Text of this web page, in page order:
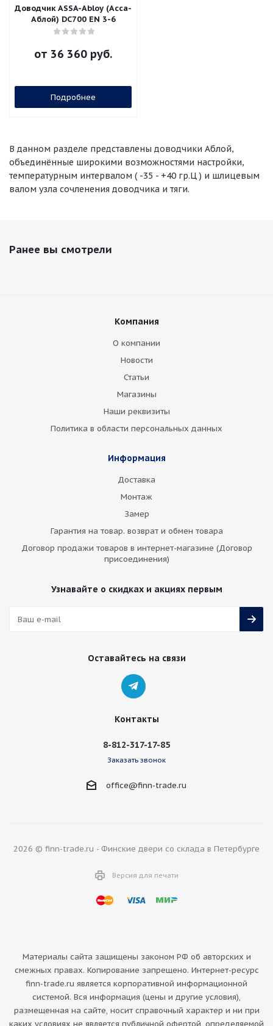
Доводчик ASSA-Abloy (Асса-
Аблой) DC700 EN 3-6
от 36 360 руб.
Подробнее
В данном разделе представлены доводчики Аблой,
объединённые широкими возможностями настройки,
температурным интервалом ( -35 - +40 гр.Ц ) и шлицевым
валом узла сочленения доводчика и тяги.
Ранее вы смотрели
Компания
О компании
Новости
Статьи
Магазины
Наши реквизиты
Политика в области персональных данных
Информация
Доставка
Монтаж
Замер
Гарантия на товар. возврат и обмен товара
Договор продажи товаров в интернет-магазине (Договор
присоединения)
Узнавайте о скидках и акциях первым
Оставайтесь на связи
Контакты
8-812-317-17-85
Заказать звонок
office@finn-trade.ru
2026 © finn-trade.ru - Финские двери со склада в Петербурге
Версия для печати
Материалы сайта защищены законом РФ об авторских и
смежных правах. Копирование запрещено. Интернет-ресурс
finn-trade.ru является корпоративной информационной
системой. Вся информация (цены и другие условия),
размещенная на сайте, носит справочный характер и ни при
каких условиях не является публичной офертой, определяемой